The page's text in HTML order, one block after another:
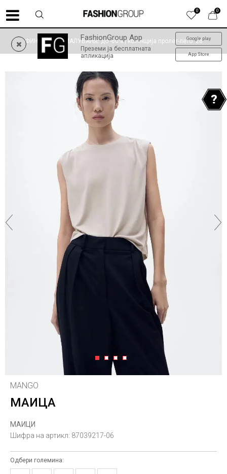
0
0
FashionGroup App
Преземи ја бесплатната
апликација
Google play
App Store
ФИНАЛНО НАМАЛУВАЊЕ до -60% | колекција пролет-лето '26
1 2 3 4
MANGO
МАИЦА
МАИЦИ
Шифра на артикл: 87039217-06
Одбери големина: